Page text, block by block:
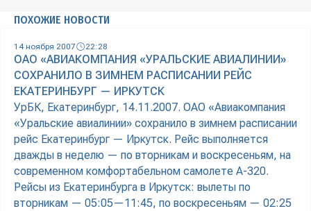
ПОХОЖИЕ НОВОСТИ
14 ноября 2007 22:28
ОАО «АВИАКОМПАНИЯ «УРАЛЬСКИЕ АВИАЛИНИИ»
СОХРАНИЛО В ЗИМНЕМ РАСПИСАНИИ РЕЙС
ЕКАТЕРИНБУРГ — ИРКУТСК
УрБК, Екатеринбург, 14.11.2007. ОАО «Авиакомпания
«Уральские авиалинии» сохранило в зимнем расписании
рейс Екатеринбург — Иркутск. Рейс выполняется
дважды в неделю — по вторникам и воскресеньям, на
современном комфортабельном самолете А-320.
Рейсы из Екатеринбурга в Иркутск: вылеты по
вторникам — 05:05—11:45, по воскресеньям — 02:25